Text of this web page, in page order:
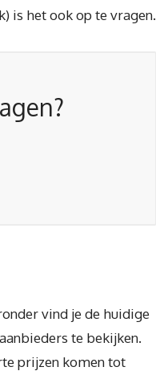
is het ook op te vragen.
vind je de huidige
te bekijken.
prijzen komen tot